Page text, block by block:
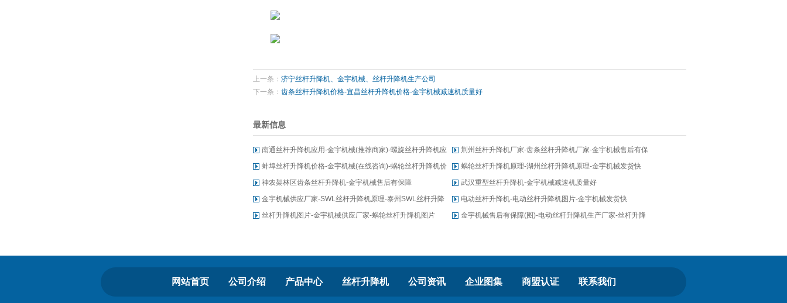
上一条： 济宁丝杆升降机、金宇机械、丝杆升降机生产公司
下一条： 齿条丝杆升降机价格-宜昌丝杆升降机价格-金宇机械减速机质量好
最新信息
南通丝杆升降机应用-金宇机械(推荐商家)-螺旋丝杆升降机应
用
荆州丝杆升降机厂家-齿条丝杆升降机厂家-金宇机械售后有保
障
蚌埠丝杆升降机价格-金宇机械(在线咨询)-蜗轮丝杆升降机价
格
蜗轮丝杆升降机原理-湖州丝杆升降机原理-金宇机械发货快
神农架林区齿条丝杆升降机-金宇机械售后有保障
武汉重型丝杆升降机-金宇机械减速机质量好
金宇机械供应厂家-SWL丝杆升降机原理-泰州SWL丝杆升降
机
电动丝杆升降机-电动丝杆升降机图片-金宇机械发货快
丝杆升降机图片-金宇机械供应厂家-蜗轮丝杆升降机图片
金宇机械售后有保障(图)-电动丝杆升降机生产厂家-丝杆升降
网站首页 公司介绍 产品中心 丝杆升降机 公司资讯 企业图集 商盟认证 联系我们